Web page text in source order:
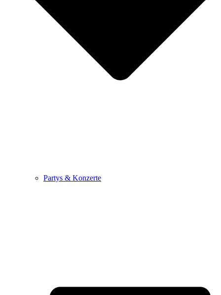
Partys & Konzerte